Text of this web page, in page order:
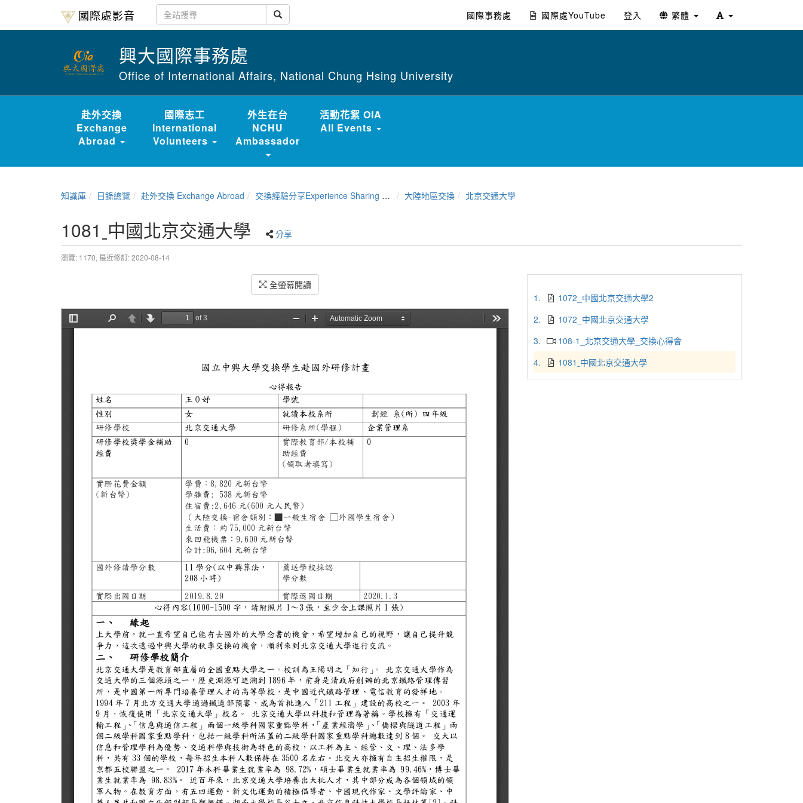
國際處影音 國際事務處 國際處YouTube 登入 繁體
興大國際事務處
Office of International Affairs, National Chung Hsing University
赴外交換
Exchange
Abroad
國際志工
International
Volunteers
外生在台
NCHU
Ambassador
活動花絮 OIA
All Events
知識庫 目錄總覽 赴外交換 Exchange Abroad 交換經驗分享Experience Sharing of NCHU Exchange Program 大陸地區交換 北京交通大學
1081ˍ中國北京交通大學 分享
瀏覽: 1170, 最近修訂: 2020-08-14
全螢幕閱讀
1.
1072_中國北京交通大學2
2.
1072_中國北京交通大學
3.
108-1_北京交通大學_交換心得會
4.
1081ˍ中國北京交通大學